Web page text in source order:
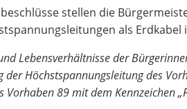
stellen die
als
Lebensverhältnisse der
Höchstspannungsleitung des
Vorhaben 89 mit dem Kennzeichen